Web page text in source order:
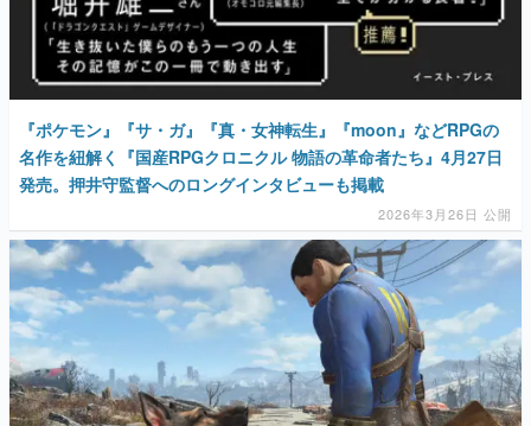
『ポケモン』『サ・ガ』『真・女神転生』『moon』などRPGの
名作を紐解く『国産RPGクロニクル 物語の革命者たち』4月27日
発売。押井守監督へのロングインタビューも掲載
2026年3月26日 公開